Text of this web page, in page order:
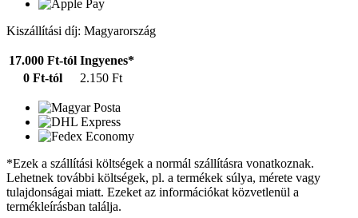
Kiszállítási díj: Magyarország
17.000 Ft-tól Ingyenes*
0 Ft-tól
2.150 Ft
*Ezek a szállítási költségek a normál szállításra vonatkoznak.
Lehetnek további költségek, pl. a termékek súlya, mérete vagy
tulajdonságai miatt. Ezeket az információkat közvetlenül a
termékleírásban találja.